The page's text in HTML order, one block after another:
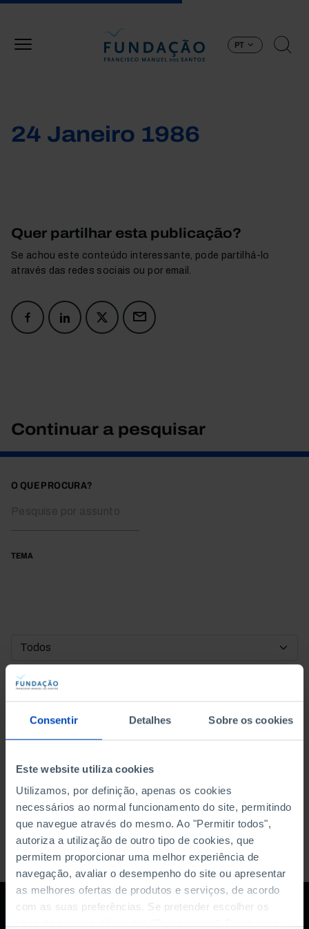
Consentir Detalhes Sobre os cookies
Este website utiliza cookies
Utilizamos, por definição, apenas os cookies
necessários ao normal funcionamento do site, permitindo
que navegue através do mesmo. Ao "Permitir todos",
autoriza a utilização de outro tipo de cookies, que
permitem proporcionar uma melhor experiência de
navegação, avaliar o desempenho do site ou apresentar
as melhores ofertas de produtos e serviços, de acordo
com as suas preferências. Se pretender escolher os
PT
24 Janeiro 1986
Quer partilhar esta publicação?
Se achou este conteúdo interessante, pode partilhá-lo
através das redes sociais ou por email.
Continuar a pesquisar
O QUE PROCURA?
TEMA
DATA DE INÍCIO
DATA DE FIM